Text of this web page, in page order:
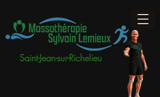
Saint-Jean-sur-Richelieu